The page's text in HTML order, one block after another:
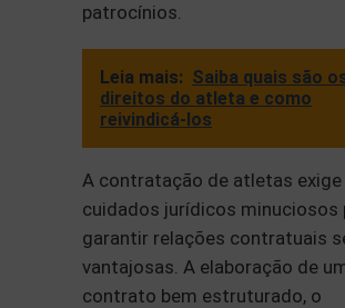
patrocínios.
Leia mais: Saiba quais são
direitos do atleta e como
reivindicá-los
A contratação de atletas exige
cuidados jurídicos minuciosos
garantir relações contratuais
vantajosas. A elaboração de
contrato bem estruturado, o